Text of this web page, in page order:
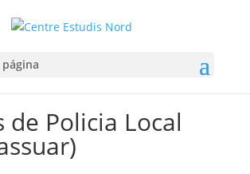
de Policia Local